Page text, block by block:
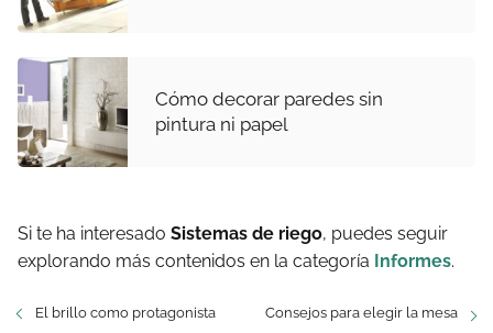
Cómo decorar paredes sin
pintura ni papel
Si te ha interesado Sistemas de riego, puedes seguir
explorando más contenidos en la categoría Informes.
El brillo como protagonista Consejos para elegir la mesa